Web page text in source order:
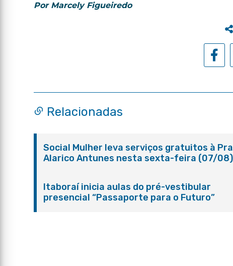
Por Marcely Figueiredo
Relacionadas
Social Mulher leva serviços gratuitos à
Alarico Antunes nesta sexta-feira (07/08)
Itaboraí inicia aulas do pré-vestibular
presencial “Passaporte para o Futuro”